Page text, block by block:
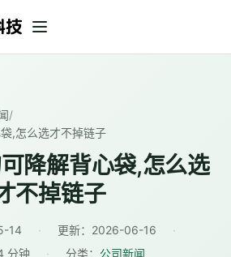
/
,怎么选才不掉链子
降解背心袋,怎么选
不掉链子
14 · 更新： 2026-06-16
·
分钟
· 分类： 公司新闻